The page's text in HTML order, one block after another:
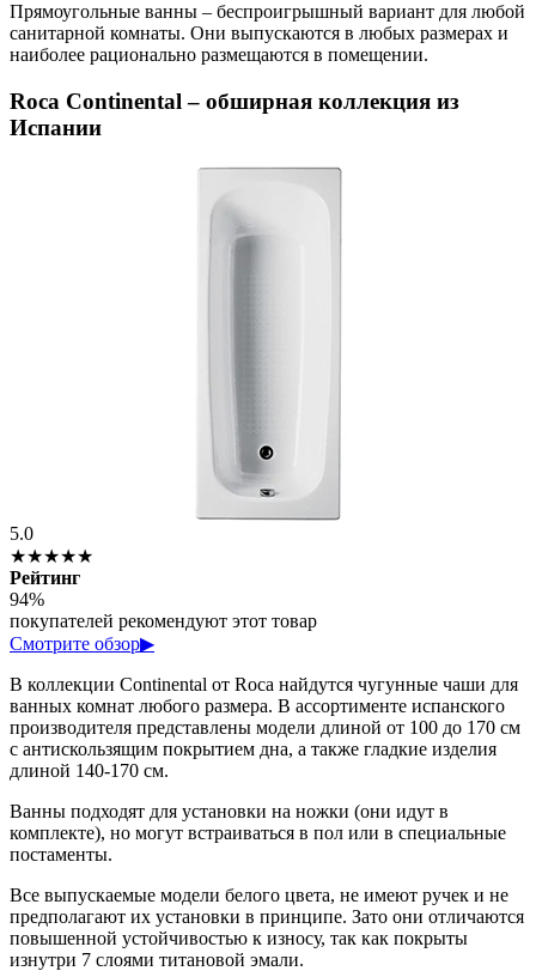
Прямоугольные ванны – беспроигрышный вариант для любой
санитарной комнаты. Они выпускаются в любых размерах и
наиболее рационально размещаются в помещении.
Roca Continental – обширная коллекция из
Испании
5.0
★★★★★
Рейтинг
94%
покупателей рекомендуют этот товар
Смотрите обзор▶
В коллекции Continental от Roca найдутся чугунные чаши для
ванных комнат любого размера. В ассортименте испанского
производителя представлены модели длиной от 100 до 170 см
с антискользящим покрытием дна, а также гладкие изделия
длиной 140-170 см.
Ванны подходят для установки на ножки (они идут в
комплекте), но могут встраиваться в пол или в специальные
постаменты.
Все выпускаемые модели белого цвета, не имеют ручек и не
предполагают их установки в принципе. Зато они отличаются
повышенной устойчивостью к износу, так как покрыты
изнутри 7 слоями титановой эмали.